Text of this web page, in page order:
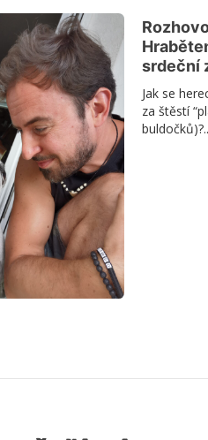
srdeční
Jak se
za štěstí